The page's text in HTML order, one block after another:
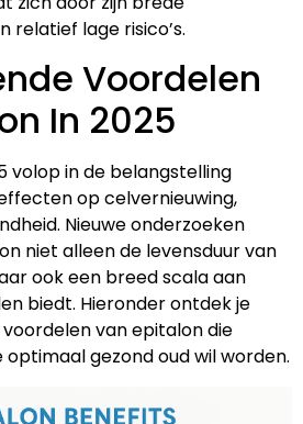
relatief lage risico’s.
Voordelen
In 2025
volop in de belangstelling
op celvernieuwing,
Nieuwe onderzoeken
niet alleen de levensduur van
ook een breed scala aan
biedt. Hieronder ontdek je
van epitalon die
gezond oud wil worden.